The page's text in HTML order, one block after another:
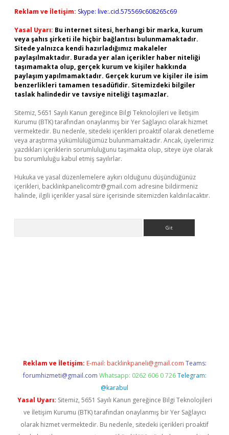
Reklam ve İletişim: Skype: live:.cid.575569c608265c69
Yasal Uyarı: Bu internet sitesi, herhangi bir marka, kurum
veya şahıs şirketi ile hiçbir bağlantısı bulunmamaktadır.
Sitede yalnızca kendi hazırladığımız makaleler
paylaşılmaktadır. Burada yer alan içerikler haber niteliği
taşımamakta olup, gerçek kurum ve kişiler hakkında
paylaşım yapılmamaktadır. Gerçek kurum ve kişiler ile isim
benzerlikleri tamamen tesadüfidir. Sitemizdeki bilgiler
taslak halindedir ve tavsiye niteliği taşımazlar.
Sitemiz, 5651 Sayılı Kanun gereğince Bilgi Teknolojileri ve İletişim
Kurumu (BTK) tarafından onaylanmış bir Yer Sağlayıcı olarak hizmet
vermektedir. Bu nedenle, sitedeki içerikleri proaktif olarak denetleme
veya araştırma yükümlülüğümüz bulunmamaktadır. Ancak, üyelerimiz
yazdıkları içeriklerin sorumluluğunu taşımakta olup, siteye üye olarak
bu sorumluluğu kabul etmiş sayılırlar.
Hukuka ve yasal düzenlemelere aykırı olduğunu düşündüğünüz
içerikleri, backlinkpanelicomtr@gmail.com adresine bildirmeniz
halinde, ilgili içerikler yasal süre içerisinde sitemizden kaldırılacaktır.
Reklam ve İletişim: E-mail: backlinkpaneli@gmail.com Teams:
forumhizmeti@gmail.com Whatsapp: 0262 606 0 726 Telegram:
@karabul
Yasal Uyarı: Sitemiz, 5651 Sayılı Kanun gereğince Bilgi Teknolojileri
ve İletişim Kurumu (BTK) tarafından onaylanmış bir Yer Sağlayıcı
olarak hizmet vermektedir. Bu nedenle, sitedeki içerikleri proaktif